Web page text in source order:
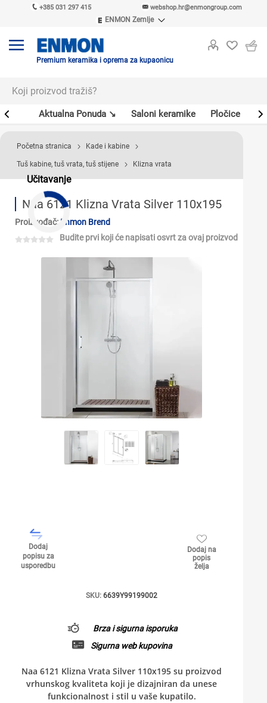
+385 031 297 415 webshop.hr@enmongroup.com
ENMON Zemlje
ENMON MKD
Premium keramika i oprema za kupaonicu
Aktualna Ponuda ↘ Saloni keramike Pločice
Učitavanje
Početna stranica Kade i kabine
Tuš kabine, tuš vrata, tuš stijene Klizna vrata
Naa 6121 Klizna Vrata Silver 110x195
Proizvođač: Enmon Brend
Budite prvi koji će napisati osvrt za ovaj proizvod
Dodaj
popisu za
usporedbu
Dodaj na
popis
želja
SKU: 6639Y99199002
Brza i sigurna isporuka
Sigurna web kupovina
Naa 6121 Klizna Vrata Silver 110x195 su proizvod
vrhunskog kvaliteta koji je dizajniran da unese
funkcionalnost i stil u vaše kupatilo.